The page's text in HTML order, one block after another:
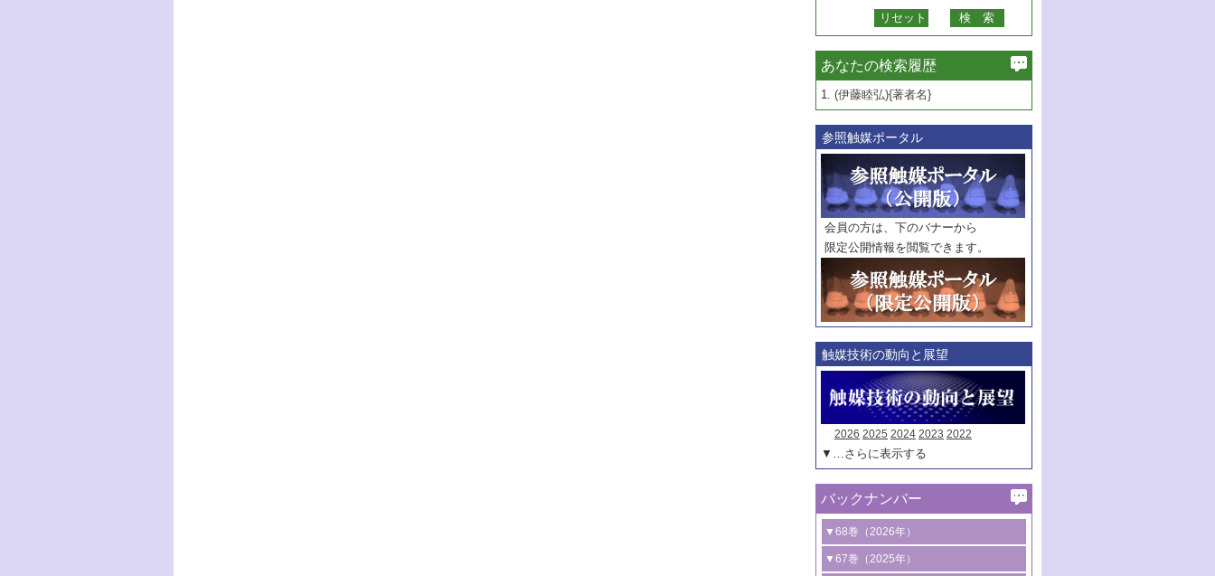
あなたの検索履歴
1. (伊藤睦弘){著者名}
参照触媒ポータル
会員の方は、下のバナーから
限定公開情報を閲覧できます。
触媒技術の動向と展望
2026 2025 2024 2023 2022
▼…さらに表示する
バックナンバー
▼68巻（2026年）
1号 過酸化水素合成に関する研究動向
▼67巻（2025年）